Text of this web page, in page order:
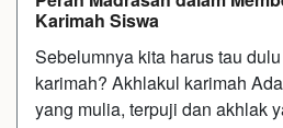
Karimah Siswa
Sebelumnya kita harus tau
karimah? Akhlakul karimah
yang mulia, terpuji dan akhlak